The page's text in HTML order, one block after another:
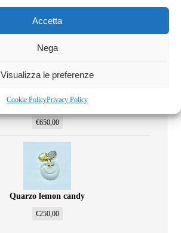
Accetta
Nega
Visualizza le preferenze
Cookie PolicyPrivacy Policy
Collana tormalina
€650,00
Quarzo lemon candy
€250,00